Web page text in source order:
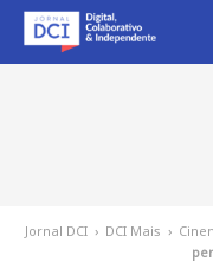
Jornal DCI › DCI Mais ›